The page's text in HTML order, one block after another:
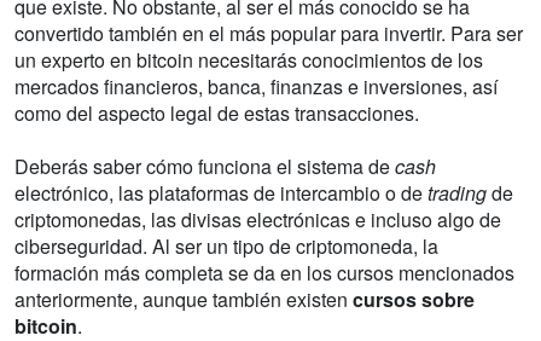
que existe. No obstante, al ser el más conocido se ha
convertido también en el más popular para invertir. Para ser
un experto en bitcoin necesitarás conocimientos de los
mercados financieros, banca, finanzas e inversiones, así
como del aspecto legal de estas transacciones.
Deberás saber cómo funciona el sistema decash
electrónico, las plataformas de intercambio o detradingde
criptomonedas, las divisas electrónicas e incluso algo de
ciberseguridad. Al ser un tipo de criptomoneda, la
formación más completa se da en los cursos mencionados
anteriormente, aunque también existen cursos sobre
bitcoin.